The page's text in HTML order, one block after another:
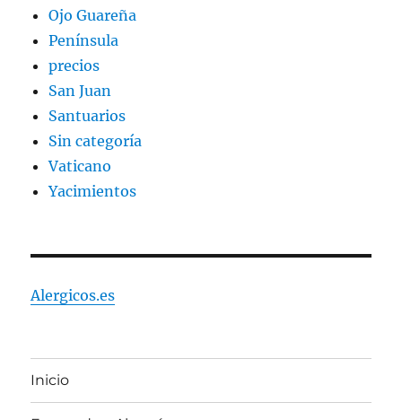
Ojo Guareña
Península
precios
San Juan
Santuarios
Sin categoría
Vaticano
Yacimientos
Alergicos.es
Inicio